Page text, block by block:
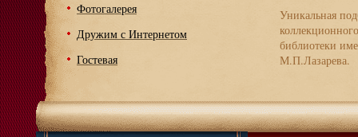
Фотогалерея
Дружим с Интернетом
Гостевая
Уникальная
библиотеки
М.П.Лазарева.